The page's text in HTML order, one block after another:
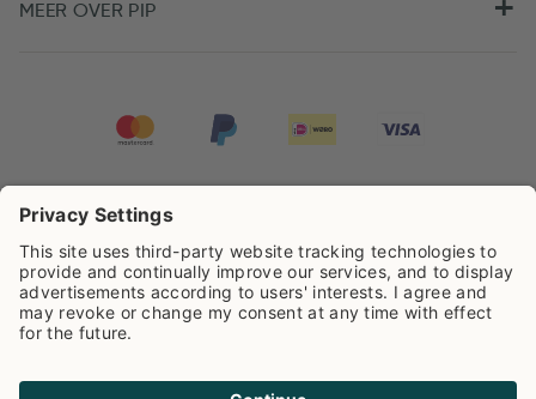
MEER OVER PIP
op basis van7981beoordelingen